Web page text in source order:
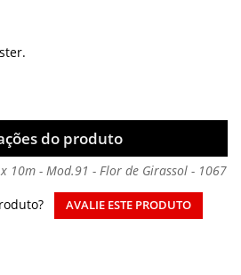
do produto
10m - Mod.91 - Flor de Girassol - 1067
AVALIE ESTE PRODUTO